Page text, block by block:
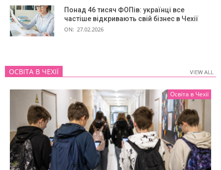
Понад 46 тисяч ФОПів: українці все
частіше відкривають свій бізнес в Чехії
ON: 27.02.2026
ОСВІТА В ЧЕХІЇ VIEW ALL
Освіта в Чехії
VIEW ALL